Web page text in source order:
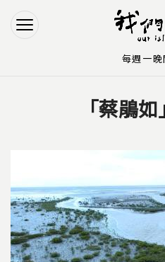
Jump to
Jump to
「蔡鵑
每週一